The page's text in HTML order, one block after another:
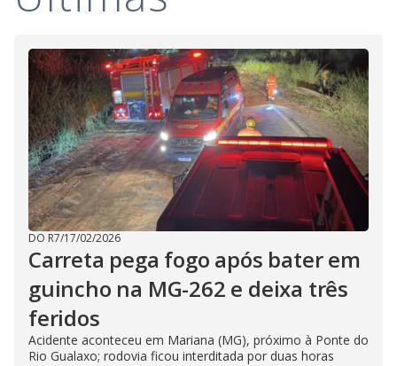
i
d
e
o
DO R7/17/02/2026
Carreta pega fogo após bater em
guincho na MG-262 e deixa três
feridos
Acidente aconteceu em Mariana (MG), próximo à Ponte do
Rio Gualaxo; rodovia ficou interditada por duas horas